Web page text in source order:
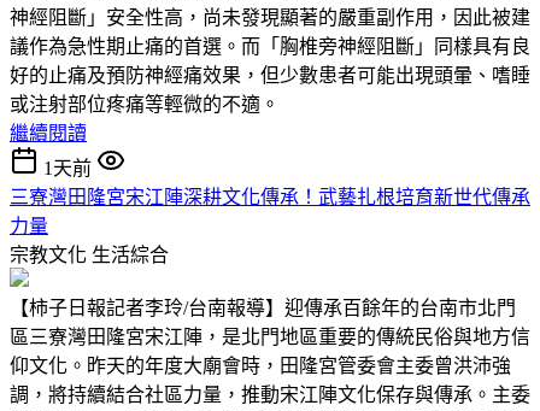
神經阻斷」安全性高，尚未發現顯著的嚴重副作用，因此被建
議作為急性期止痛的首選。而「胸椎旁神經阻斷」同樣具有良
好的止痛及預防神經痛效果，但少數患者可能出現頭暈、嗜睡
或注射部位疼痛等輕微的不適。
繼續閱讀
1天前
三寮灣田隆宮宋江陣深耕文化傳承！武藝扎根培育新世代傳承
力量
宗教文化 生活綜合
【柿子日報記者李玲/台南報導】迎傳承百餘年的台南市北門
區三寮灣田隆宮宋江陣，是北門地區重要的傳統民俗與地方信
仰文化。昨天的年度大廟會時，田隆宮管委會主委曾洪沛強
調，將持續結合社區力量，推動宋江陣文化保存與傳承。主委